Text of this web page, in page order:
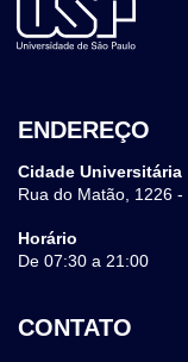
ENDEREÇO
Cidade Universitária
Rua do Matão, 1226
Horário
De 07:30 a 21:00
CONTATO